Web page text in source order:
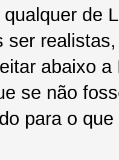
de
ser
abaixo
se não
para o